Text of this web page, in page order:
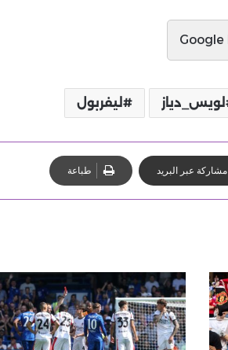
لويس_دياز ليفربول
مشاركة عبر البريد طباعة